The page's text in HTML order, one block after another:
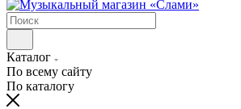
Каталог
По всему сайту
По каталогу